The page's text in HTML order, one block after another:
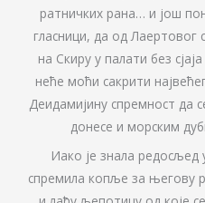
ратничких рана… и још
гласници, да од
на Скиру у палати без
неће моћи сакрити
Деидамијину спремност да
донесе и морским
Иако је знала
спремила копље за његову